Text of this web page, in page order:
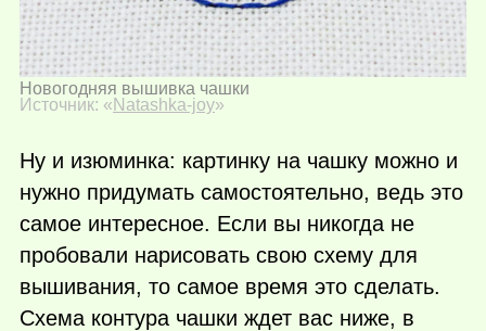
Новогодняя вышивка чашки
Источник: «Natashka-joy»
Ну и изюминка: картинку на чашку можно и
нужно придумать самостоятельно, ведь это
самое интересное. Если вы никогда не
пробовали нарисовать свою схему для
вышивания, то самое время это сделать.
Схема контура чашки ждет вас ниже, в